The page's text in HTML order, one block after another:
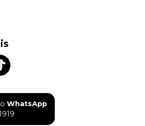
WhatsApp